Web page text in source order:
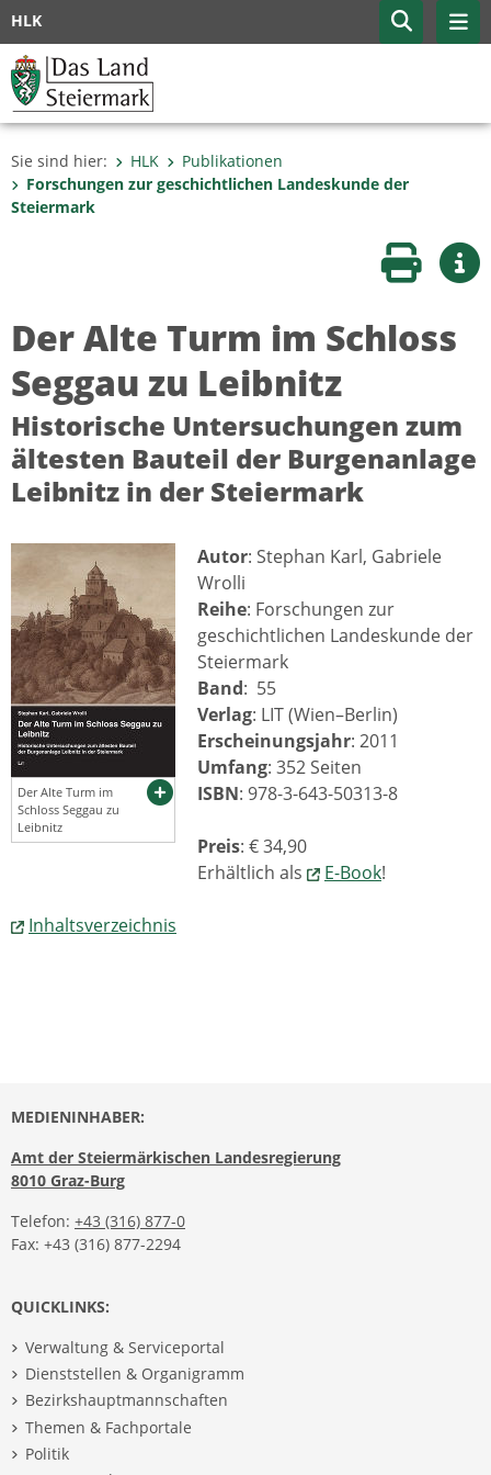
HLK
Sie sind hier: HLK
Publikationen
Forschungen zur geschicht­lichen Landes­kunde der
Steiermark
Seite
Der Alte Turm im Schloss
Seggau zu Leibnitz
Historische Untersuchungen zum
ältesten Bauteil der Burgenanlage
Leibnitz in der Steiermark
Der Alte Turm im
Schloss Seggau zu
Leibnitz
Autor: Stephan Karl, Gabriele
Wrolli
Reihe: Forschungen zur
geschichtlichen Landeskunde der
Steiermark
Band: 55
Verlag: LIT (Wien–Berlin)
Erscheinungsjahr: 2011
Umfang: 352 Seiten
ISBN: 978-3-643-50313-8
Preis: € 34,90
Erhältlich als
E-Book!
Inhaltsverzeichnis
MEDIENINHABER:
Amt der Steiermärkischen Landesregierung
8010 Graz-Burg
Telefon: +43 (316) 877-0
Fax: +43 (316) 877-2294
QUICKLINKS:
Verwaltung & Serviceportal
Dienststellen & Organigramm
Bezirkshauptmannschaften
Themen & Fachportale
Politik